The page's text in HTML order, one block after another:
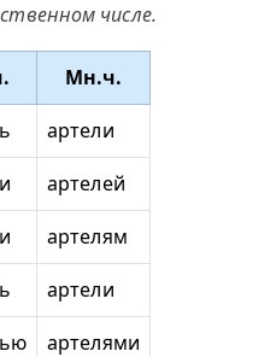
числе.
Мн.ч.
артели
артелей
артелям
артели
артелями